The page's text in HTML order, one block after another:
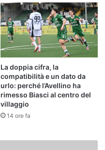
La doppia cifra, la
compatibilità e un dato da
urlo: perché l’Avellino ha
rimesso Biasci al centro del
villaggio
14 ore fa